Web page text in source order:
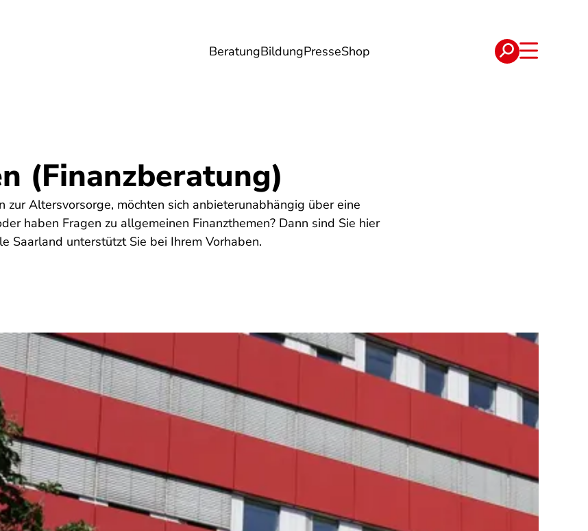
BeratungBildungPresseShop
Umwelt Verträge
(Finanzberatung)
zur Altersvorsorge, möchten sich anbieterunabhängig über eine
haben Fragen zu allgemeinen Finanzthemen? Dann sind Sie hier
Saarland unterstützt Sie bei Ihrem Vorhaben.